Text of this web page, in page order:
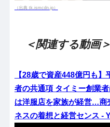
（出典 tk.ismcdn.jp）
＜関連する動画＞
【28歳で資産448億円も
者の共通項 タイミー創業
は洋服店を家族が経営…商
ネスの着想と経営センス -